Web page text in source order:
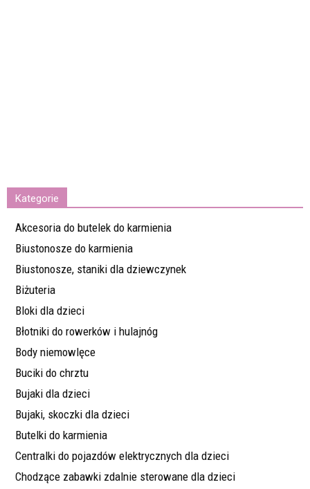
Kategorie
Akcesoria do butelek do karmienia
Biustonosze do karmienia
Biustonosze, staniki dla dziewczynek
Biżuteria
Bloki dla dzieci
Błotniki do rowerków i hulajnóg
Body niemowlęce
Buciki do chrztu
Bujaki dla dzieci
Bujaki, skoczki dla dzieci
Butelki do karmienia
Centralki do pojazdów elektrycznych dla dzieci
Chodzące zabawki zdalnie sterowane dla dzieci